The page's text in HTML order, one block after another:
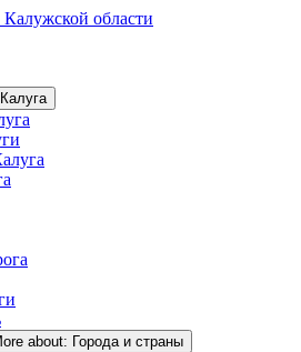
about: Города и страны